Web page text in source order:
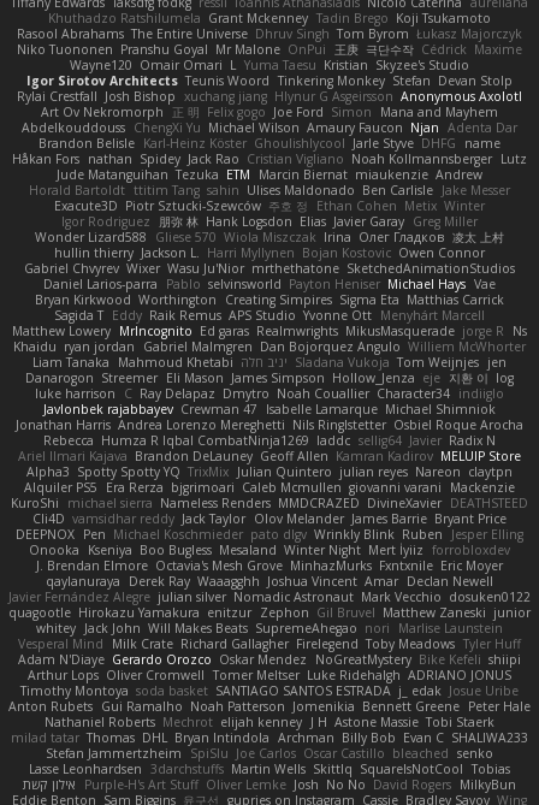
Khuthadzo Ratshilumela Grant Mckenney Tadin Brego Koji Tsukamoto
Rasool Abrahams The Entire Universe Dhruv Singh Tom Byrom Łukasz Majorczyk
Niko Tuononen Pranshu Goyal Mr Malone OnPui 王庚 극단수작 Cédrick Maxime
Wayne120 Omair Omari L Yuma Taesu Kristian Skyzee's Studio
Igor Sirotov Architects Teunis Woord Tinkering Monkey Stefan Devan Stolp
Rylai Crestfall Josh Bishop xuchang jiang Hlynur G Asgeirsson Anonymous Axolotl
Art Ov Nekromorph
正 明 Felix gogo Joe Ford Simon
Mana and Mayhem
Abdelkouddouss ChengXi Yu Michael Wilson Amaury Faucon Njan Adenta Dar
Brandon Belisle Karl-Heinz Köster Ghoulishlycool Jarle Styve DHFG
name
Håkan Fors nathan Spidey Jack Rao Cristian Vigliano Noah Kollmannsberger Lutz
Jude Matanguihan Tezuka ETM Marcin Biernat miaukenzie Andrew
Horald Bartoldt ttitim Tang sahin Ulises Maldonado Ben Carlisle Jake Messer
Exacute3D Piotr Sztucki-Szewców 주호 정 Ethan Cohen Metix Winter
Igor Rodriguez
朋弥 林 Hank Logsdon Elias Javier Garay Greg Miller
Wonder Lizard588
Gliese 570 Wiola Miszczak Irina Олег Гладков 凌太 上村
hullin thierry Jackson L. Harri Myllynen Bojan Kostovic Owen Connor
Gabriel Chvyrev Wixer Wasu Ju'Nior mrthethatone SketchedAnimationStudios
Daniel Larios-parra
Pablo selvinsworld Payton Heniser Michael Hays Vae
Bryan Kirkwood Worthington Creating Simpires Sigma Eta Matthias Carrick
Sagida T Eddy Raik Remus APS Studio Yvonne Ott Menyhárt Marcell
Matthew Lowery MrIncognito Ed garas Realmwrights MikusMasquerade jorge R
Ns
Khaidu ryan jordan Gabriel Malmgren Dan Bojorquez Angulo Williem McWhorter
Liam Tanaka
Mahmoud Khetabi יניב חלה Sladana Vukoja Tom Weijnjes jen
Danarogon Streemer Eli Mason James Simpson Hollow_Jenza eje 지환 이 log
luke harrison
C Ray Delapaz Dmytro Noah Couallier Character34 indiiglo
Javlonbek rajabbayev Crewman 47 Isabelle Lamarque Michael Shimniok
Jonathan Harris Andrea Lorenzo Mereghetti Nils Ringlstetter Osbiel Roque Arocha
Rebecca Humza R Iqbal CombatNinja1269 laddc sellig64 Javier Radix N
Ariel Ilmari Kajava Brandon DeLauney Geoff Allen Kamran Kadirov MELUIP Store
Alpha3 Spotty Spotty YQ TrixMix Julian Quintero julian reyes Nareon claytpn
Alquiler PS5
Era Rerza bjgrimoari Caleb Mcmullen giovanni varani
Mackenzie
KuroShi
michael sierra Nameless Renders MMDCRAZED DivineXavier DEATHSTEED
Cli4D vamsidhar reddy Jack Taylor Olov Melander James Barrie Bryant Price
DEEPNOX Pen Michael Koschmieder pato dlgv Wrinkly Blink Ruben
Jesper Elling
Onooka
Kseniya Boo Bugless Mesaland Winter Night Mert İyiiz forrobloxdev
J. Brendan Elmore Octavia's Mesh Grove MinhazMurks Fxntxnile Eric Moyer
qaylanuraya
Derek Ray Waaagghh Joshua Vincent Amar Declan Newell
Javier Fernández Alegre julian silver Nomadic Astronaut Mark Vecchio dosuken0122
quagootle Hirokazu Yamakura enitzur Zephon Gil Bruvel Matthew Zaneski junior
whitey Jack John Will Makes Beats SupremeAhegao nori
Marlise Launstein
Vesperal Mind
Milk Crate Richard Gallagher Firelegend Toby Meadows Tyler Huff
Adam N'Diaye Gerardo Orozco Oskar Mendez NoGreatMystery Bike Kefeli shiipi
Arthur Lops Oliver Cromwell Tomer Meltser Luke Ridehalgh ADRIANO JONUS
Timothy Montoya soda basket SANTIAGO SANTOS ESTRADA j_ edak Josue Uribe
Anton Rubets Gui Ramalho Noah Patterson Jomenikia Bennett Greene Peter Hale
Nathaniel Roberts Mechrot elijah kenney J H Astone Massie Tobi Staerk
milad tatar Thomas DHL Bryan Intindola Archman Billy Bob Evan C SHALIWA233
Stefan Jammertzheim
SpiSlu Joe Carlos Oscar Castillo bleached senko
Lasse Leonhardsen 3darchstuffs Martin Wells Skittlq SquareIsNotCool Tobias
אילון קשת
Purple-H's Art Stuff Oliver Lemke Josh No No David Rogers MilkyBun
Eddie Benton Sam Biggins 윤구선 gupries on Instagram Cassie Bradley Savoy Wing